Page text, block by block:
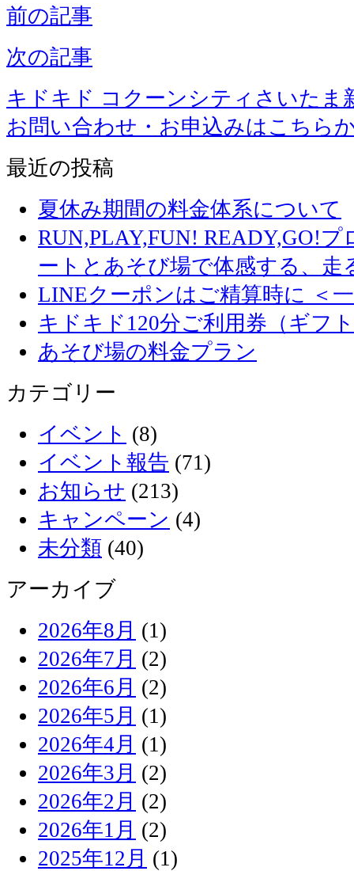
前の記事
次の記事
キドキド コクーンシティさいたま
お問い合わせ・お申込みはこちら
最近の投稿
夏休み期間の料金体系について
RUN,PLAY,FUN! READY,GO!
ートとあそび場で体感する、走
LINEクーポンはご精算時に ＜
キドキド120分ご利用券（ギフ
あそび場の料金プラン
カテゴリー
イベント (8)
イベント報告 (71)
お知らせ (213)
キャンペーン (4)
未分類 (40)
アーカイブ
2026年8月 (1)
2026年7月 (2)
2026年6月 (2)
2026年5月 (1)
2026年4月 (1)
2026年3月 (2)
2026年2月 (2)
2026年1月 (2)
2025年12月 (1)